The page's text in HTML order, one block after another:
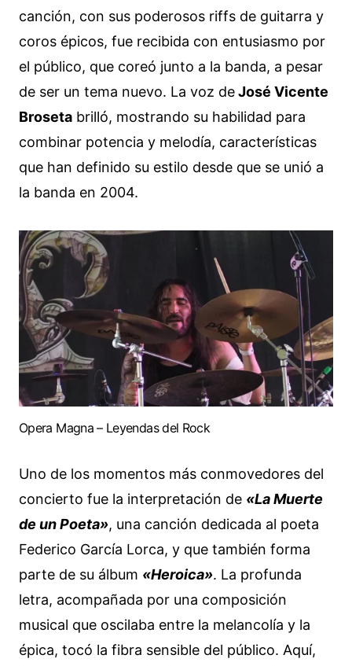
canción, con sus poderosos riffs de guitarra y
coros épicos, fue recibida con entusiasmo por
el público, que coreó junto a la banda, a pesar
de ser un tema nuevo. La voz deJosé Vicente
Broseta brilló, mostrando su habilidad para
combinar potencia y melodía, características
que han definido su estilo desde que se unió a
la banda en 2004.
Opera Magna – Leyendas del Rock
Uno de los momentos más conmovedores del
concierto fue la interpretación de «La Muerte
de un Poeta», una canción dedicada al poeta
Federico García Lorca, y que también forma
parte de su álbum «Heroica». La profunda
letra, acompañada por una composición
musical que oscilaba entre la melancolía y la
épica, tocó la fibra sensible del público. Aquí,